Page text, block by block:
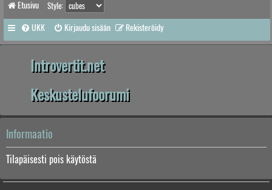
Etusivu Style:
UKK Kirjaudu sisään Rekisteröidy
Introvertit.net
Keskustelufoorumi
Informaatio
Tilapäisesti pois käytöstä